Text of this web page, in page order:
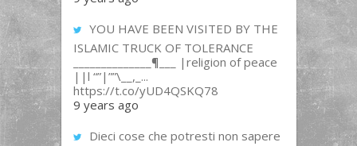
YOU HAVE BEEN VISITED BY THE
ISLAMIC TRUCK OF TOLERANCE
______________¶___ |religion of peace
||l “”|””\__,_...
https://t.co/yUD4QSKQ78
9 years ago
Dieci cose che potresti non sapere